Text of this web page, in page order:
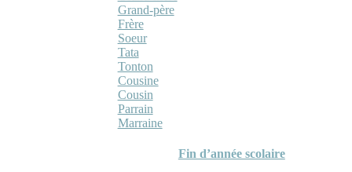
Grand-père
Frère
Soeur
Tata
Tonton
Cousine
Cousin
Parrain
Marraine
Fin d’année scolaire